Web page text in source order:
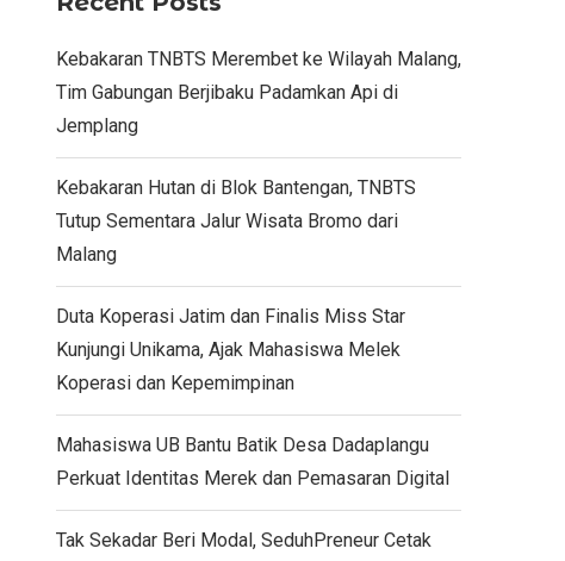
Kebakaran TNBTS Merembet ke Wilayah Malang,
Tim Gabungan Berjibaku Padamkan Api di
Jemplang
Kebakaran Hutan di Blok Bantengan, TNBTS
Tutup Sementara Jalur Wisata Bromo dari
Malang
Duta Koperasi Jatim dan Finalis Miss Star
Kunjungi Unikama, Ajak Mahasiswa Melek
Koperasi dan Kepemimpinan
Mahasiswa UB Bantu Batik Desa Dadaplangu
Perkuat Identitas Merek dan Pemasaran Digital
Tak Sekadar Beri Modal, SeduhPreneur Cetak